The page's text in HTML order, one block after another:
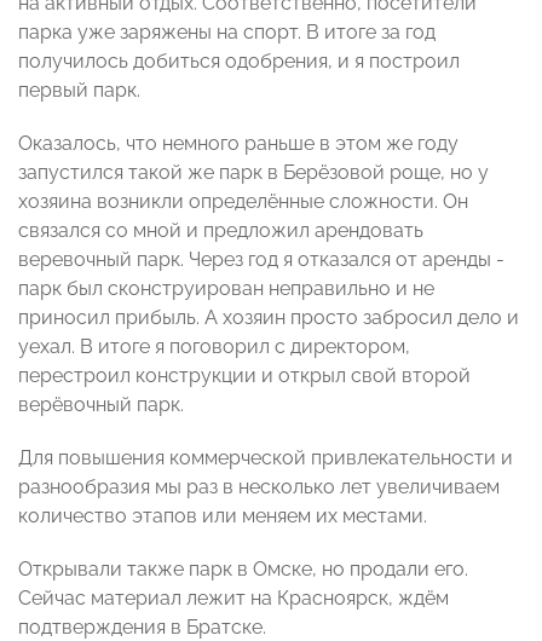
парка уже заряжены на спорт. В итоге за год
получилось добиться одобрения, и я построил
первый парк.
Оказалось, что немного раньше в этом же году
запустился такой же парк в Берёзовой роще, но у
хозяина возникли определённые сложности. Он
связался со мной и предложил арендовать
веревочный парк. Через год я отказался от аренды -
парк был сконструирован неправильно и не
приносил прибыль. А хозяин просто забросил дело и
уехал. В итоге я поговорил с директором,
перестроил конструкции и открыл свой второй
верёвочный парк.
Для повышения коммерческой привлекательности и
разнообразия мы раз в несколько лет увеличиваем
количество этапов или меняем их местами.
Открывали также парк в Омске, но продали его.
Сейчас материал лежит на Красноярск, ждём
подтверждения в Братске.